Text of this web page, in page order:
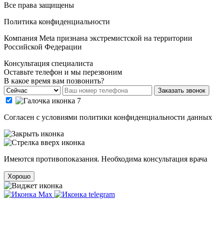
Все права защищены
Политика конфиденциальности
Компания Meta признана экстремистской на территории
Российской Федерации
Консультация специалиста
Оставьте телефон и мы перезвоним
В какое время вам позвонить?
Заказать звонок
Cогласен с условиями политики конфиденциальности данных
Имеются противопоказания. Необходима консультация врача
Хорошо